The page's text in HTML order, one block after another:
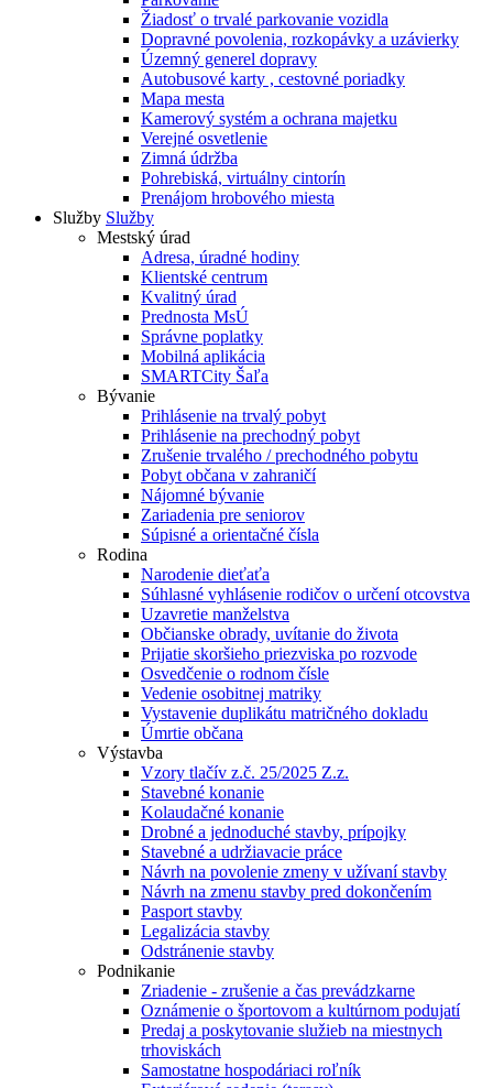
Žiadosť o trvalé parkovanie vozidla
Dopravné povolenia, rozkopávky a uzávierky
Územný generel dopravy
Autobusové karty , cestovné poriadky
Mapa mesta
Kamerový systém a ochrana majetku
Verejné osvetlenie
Zimná údržba
Pohrebiská, virtuálny cintorín
Prenájom hrobového miesta
Služby Služby
Mestský úrad
Adresa, úradné hodiny
Klientské centrum
Kvalitný úrad
Prednosta MsÚ
Správne poplatky
Mobilná aplikácia
SMARTCity Šaľa
Bývanie
Prihlásenie na trvalý pobyt
Prihlásenie na prechodný pobyt
Zrušenie trvalého / prechodného pobytu
Pobyt občana v zahraničí
Nájomné bývanie
Zariadenia pre seniorov
Súpisné a orientačné čísla
Rodina
Narodenie dieťaťa
Súhlasné vyhlásenie rodičov o určení otcovstva
Uzavretie manželstva
Občianske obrady, uvítanie do života
Prijatie skoršieho priezviska po rozvode
Osvedčenie o rodnom čísle
Vedenie osobitnej matriky
Vystavenie duplikátu matričného dokladu
Úmrtie občana
Výstavba
Vzory tlačív z.č. 25/2025 Z.z.
Stavebné konanie
Kolaudačné konanie
Drobné a jednoduché stavby, prípojky
Stavebné a udržiavacie práce
Návrh na povolenie zmeny v užívaní stavby
Návrh na zmenu stavby pred dokončením
Pasport stavby
Legalizácia stavby
Odstránenie stavby
Podnikanie
Zriadenie - zrušenie a čas prevádzkarne
Oznámenie o športovom a kultúrnom podujatí
Predaj a poskytovanie služieb na miestnych
trhoviskách
Samostatne hospodáriaci roľník